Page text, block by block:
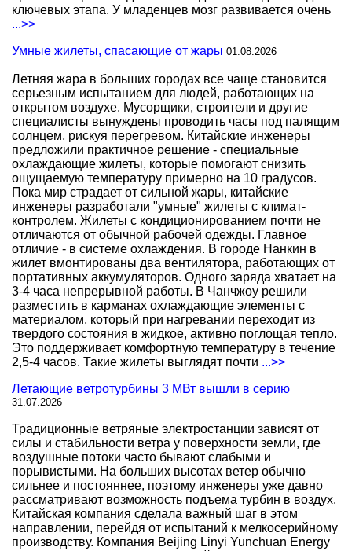
ключевых этапа. У младенцев мозг развивается очень
...>>
Умные жилеты, спасающие от жары 01.08.2026
Летняя жара в больших городах все чаще становится
серьезным испытанием для людей, работающих на
открытом воздухе. Мусорщики, строители и другие
специалисты вынуждены проводить часы под палящим
солнцем, рискуя перегревом. Китайские инженеры
предложили практичное решение - специальные
охлаждающие жилеты, которые помогают снизить
ощущаемую температуру примерно на 10 градусов.
Пока мир страдает от сильной жары, китайские
инженеры разработали "умные" жилеты с климат-
контролем. Жилеты с кондиционированием почти не
отличаются от обычной рабочей одежды. Главное
отличие - в системе охлаждения. В городе Нанкин в
жилет вмонтированы два вентилятора, работающих от
портативных аккумуляторов. Одного заряда хватает на
3-4 часа непрерывной работы. В Чанчжоу решили
разместить в карманах охлаждающие элементы с
материалом, который при нагревании переходит из
твердого состояния в жидкое, активно поглощая тепло.
Это поддерживает комфортную температуру в течение
2,5-4 часов. Такие жилеты выглядят почти ...>>
Летающие ветротурбины 3 МВт вышли в серию
31.07.2026
Традиционные ветряные электростанции зависят от
силы и стабильности ветра у поверхности земли, где
воздушные потоки часто бывают слабыми и
порывистыми. На больших высотах ветер обычно
сильнее и постояннее, поэтому инженеры уже давно
рассматривают возможность подъема турбин в воздух.
Китайская компания сделала важный шаг в этом
направлении, перейдя от испытаний к мелкосерийному
производству. Компания Beijing Linyi Yunchuan Energy